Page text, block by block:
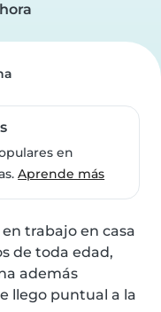
en
Aprende más
trabajo en casa
de toda edad,
además
llego puntual a la